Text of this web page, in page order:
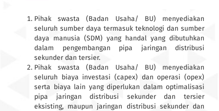
Pihak swasta (Badan Usaha/ BU) menyediakan
seluruh sumber daya termasuk teknologi dan sumber
daya manusia (SDM) yang handal yang dibutuhkan
dalam pengembangan pipa jaringan distribusi
sekunder dan tersier.
Pihak swasta (Badan Usaha/ BU) menyediakan
seluruh biaya investasi (capex) dan operasi (opex)
serta biaya lain yang diperlukan dalam optimalisasi
pipa jaringan distribusi sekunder dan tersier
eksisting, maupun jaringan distribusi sekunder dan